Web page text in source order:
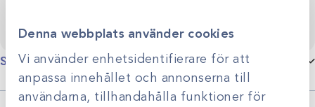
Denna webbplats använder cookies
Vi använder enhetsidentifierare för att
anpassa innehållet och annonserna till
användarna, tillhandahålla funktioner för
Specifikationer